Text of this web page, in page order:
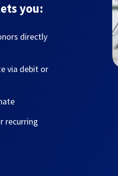
you:
directly
via debit or
recurring